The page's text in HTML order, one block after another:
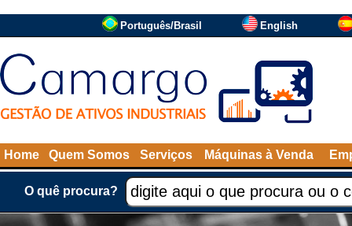
Português/Brasil English
Home Quem Somos Serviços Máquinas à Venda
O quê procura?